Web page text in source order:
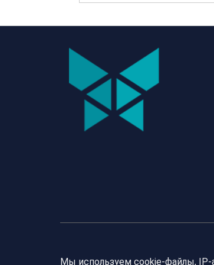
Мы используем cookie-файлы, IP-